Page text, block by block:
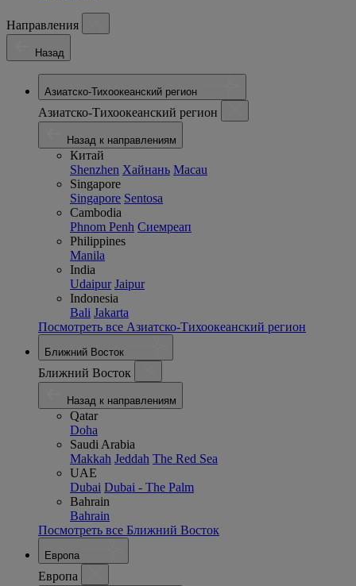
Направления
Назад
Азиатско-Тихоокеанский регион
Азиатско-Тихоокеанский регион
Назад к направлениям
Китай
Shenzhen Хайнань Macau
Singapore
Singapore Sentosa
Cambodia
Phnom Penh Сиемреап
Philippines
Manila
India
Udaipur Jaipur
Indonesia
Bali Jakarta
Посмотреть все Азиатско-Тихоокеанский регион
Ближний Восток
Ближний Восток
Назад к направлениям
Qatar
Doha
Saudi Arabia
Makkah Jeddah The Red Sea
UAE
Dubai Dubai - The Palm
Bahrain
Bahrain
Посмотреть все Ближний Восток
Европа
Европа